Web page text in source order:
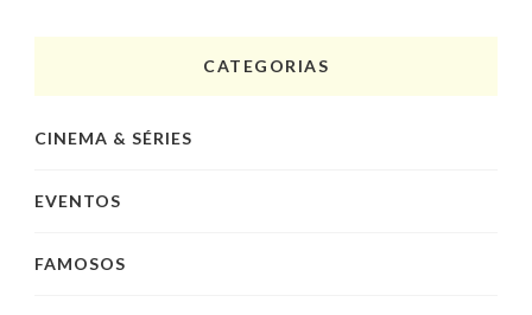
CATEGORIAS
CINEMA & SÉRIES
EVENTOS
FAMOSOS